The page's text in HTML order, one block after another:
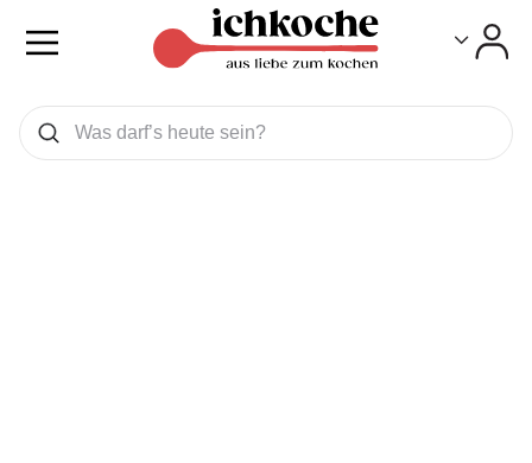
Was wollen Sie suchen
Suchen